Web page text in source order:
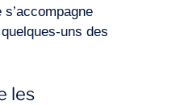
uns des
les